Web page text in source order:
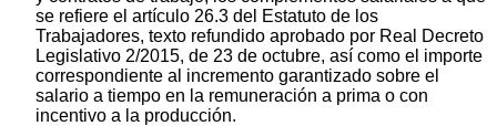
se refiere el artículo 26.3 del Estatuto de los
Trabajadores, texto refundido aprobado por Real Decreto
Legislativo 2/2015, de 23 de octubre, así como el importe
correspondiente al incremento garantizado sobre el
salario a tiempo en la remuneración a prima o con
incentivo a la producción.